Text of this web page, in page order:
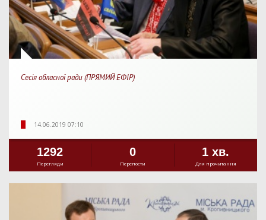
Сесія обласної ради (ПРЯМИЙ ЕФІР)
14.06.2019 07:10
1292
Перегляди
0
Перепости
1 хв.
Для прочитання